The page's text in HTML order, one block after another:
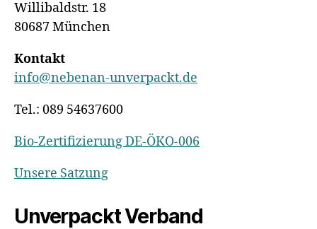
Willibaldstr. 18
80687 München
Kontakt
info@nebenan-unverpackt.de
Tel.: 089 54637600
Bio-Zertifizierung DE-ÖKO-006
Unsere Satzung
Unverpackt Verband